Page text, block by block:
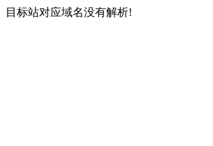
目标站对应域名没有解析!